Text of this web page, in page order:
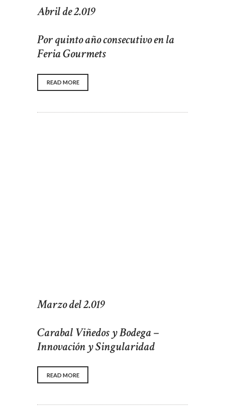
Abril de 2.019
Por quinto año consecutivo en la
Feria Gourmets
READ MORE
Marzo del 2.019
Carabal Viñedos y Bodega –
Innovación y Singularidad
READ MORE